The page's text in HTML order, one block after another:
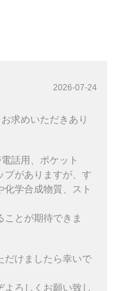
2026-07-24
求めいただきあり
話用、ポケット
プがありますが、す
学合成物質、スト
ことが期待できま
だけましたら幸いで
よろしくお願い致し